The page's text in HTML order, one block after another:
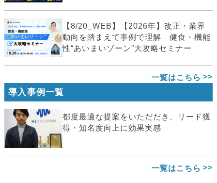
【8/20_WEB】【2026年】改正・業界
動向を踏まえて事例で理解 健食・機能
性“あいまいゾーン”大攻略セミナー
一覧はこちら
導入事例一覧
都度最適な提案をいただだき、リード獲
得・知名度向上に効果実感
一覧はこちら